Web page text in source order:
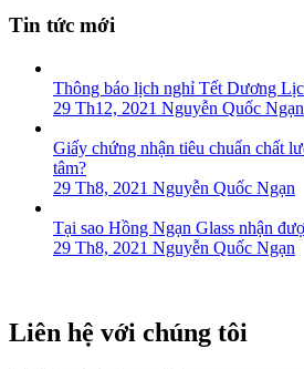
Tin tức mới
Thông báo lịch nghỉ Tết Dương
29 Th12, 2021 Nguyễn Quốc Ngạn
Giấy chứng nhận tiêu chuẩn chất
tâm?
29 Th8, 2021 Nguyễn Quốc Ngạn
Tại sao Hồng Ngạn Glass nhận
29 Th8, 2021 Nguyễn Quốc Ngạn
Liên hệ với chúng tôi